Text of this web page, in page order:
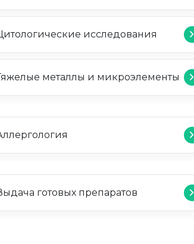
исследования
металлы и микроэлементы
готовых препаратов